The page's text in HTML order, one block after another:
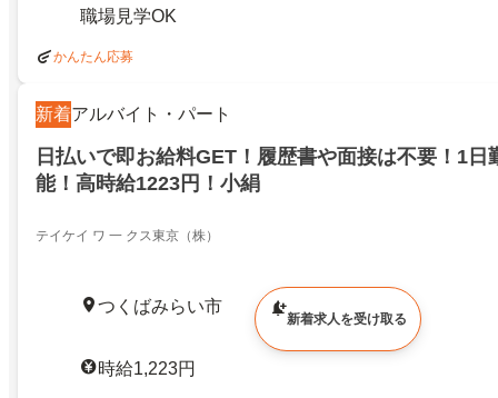
職場見学OK
かんたん応募
新着アルバイト・パート
日払いで即お給料GET！履歴書や面接は不要！1日
能！高時給1223円！小絹
テイケイ ワ 一 クス東京（株）
つくばみらい市
時給1,223円
新着求人を受け取る